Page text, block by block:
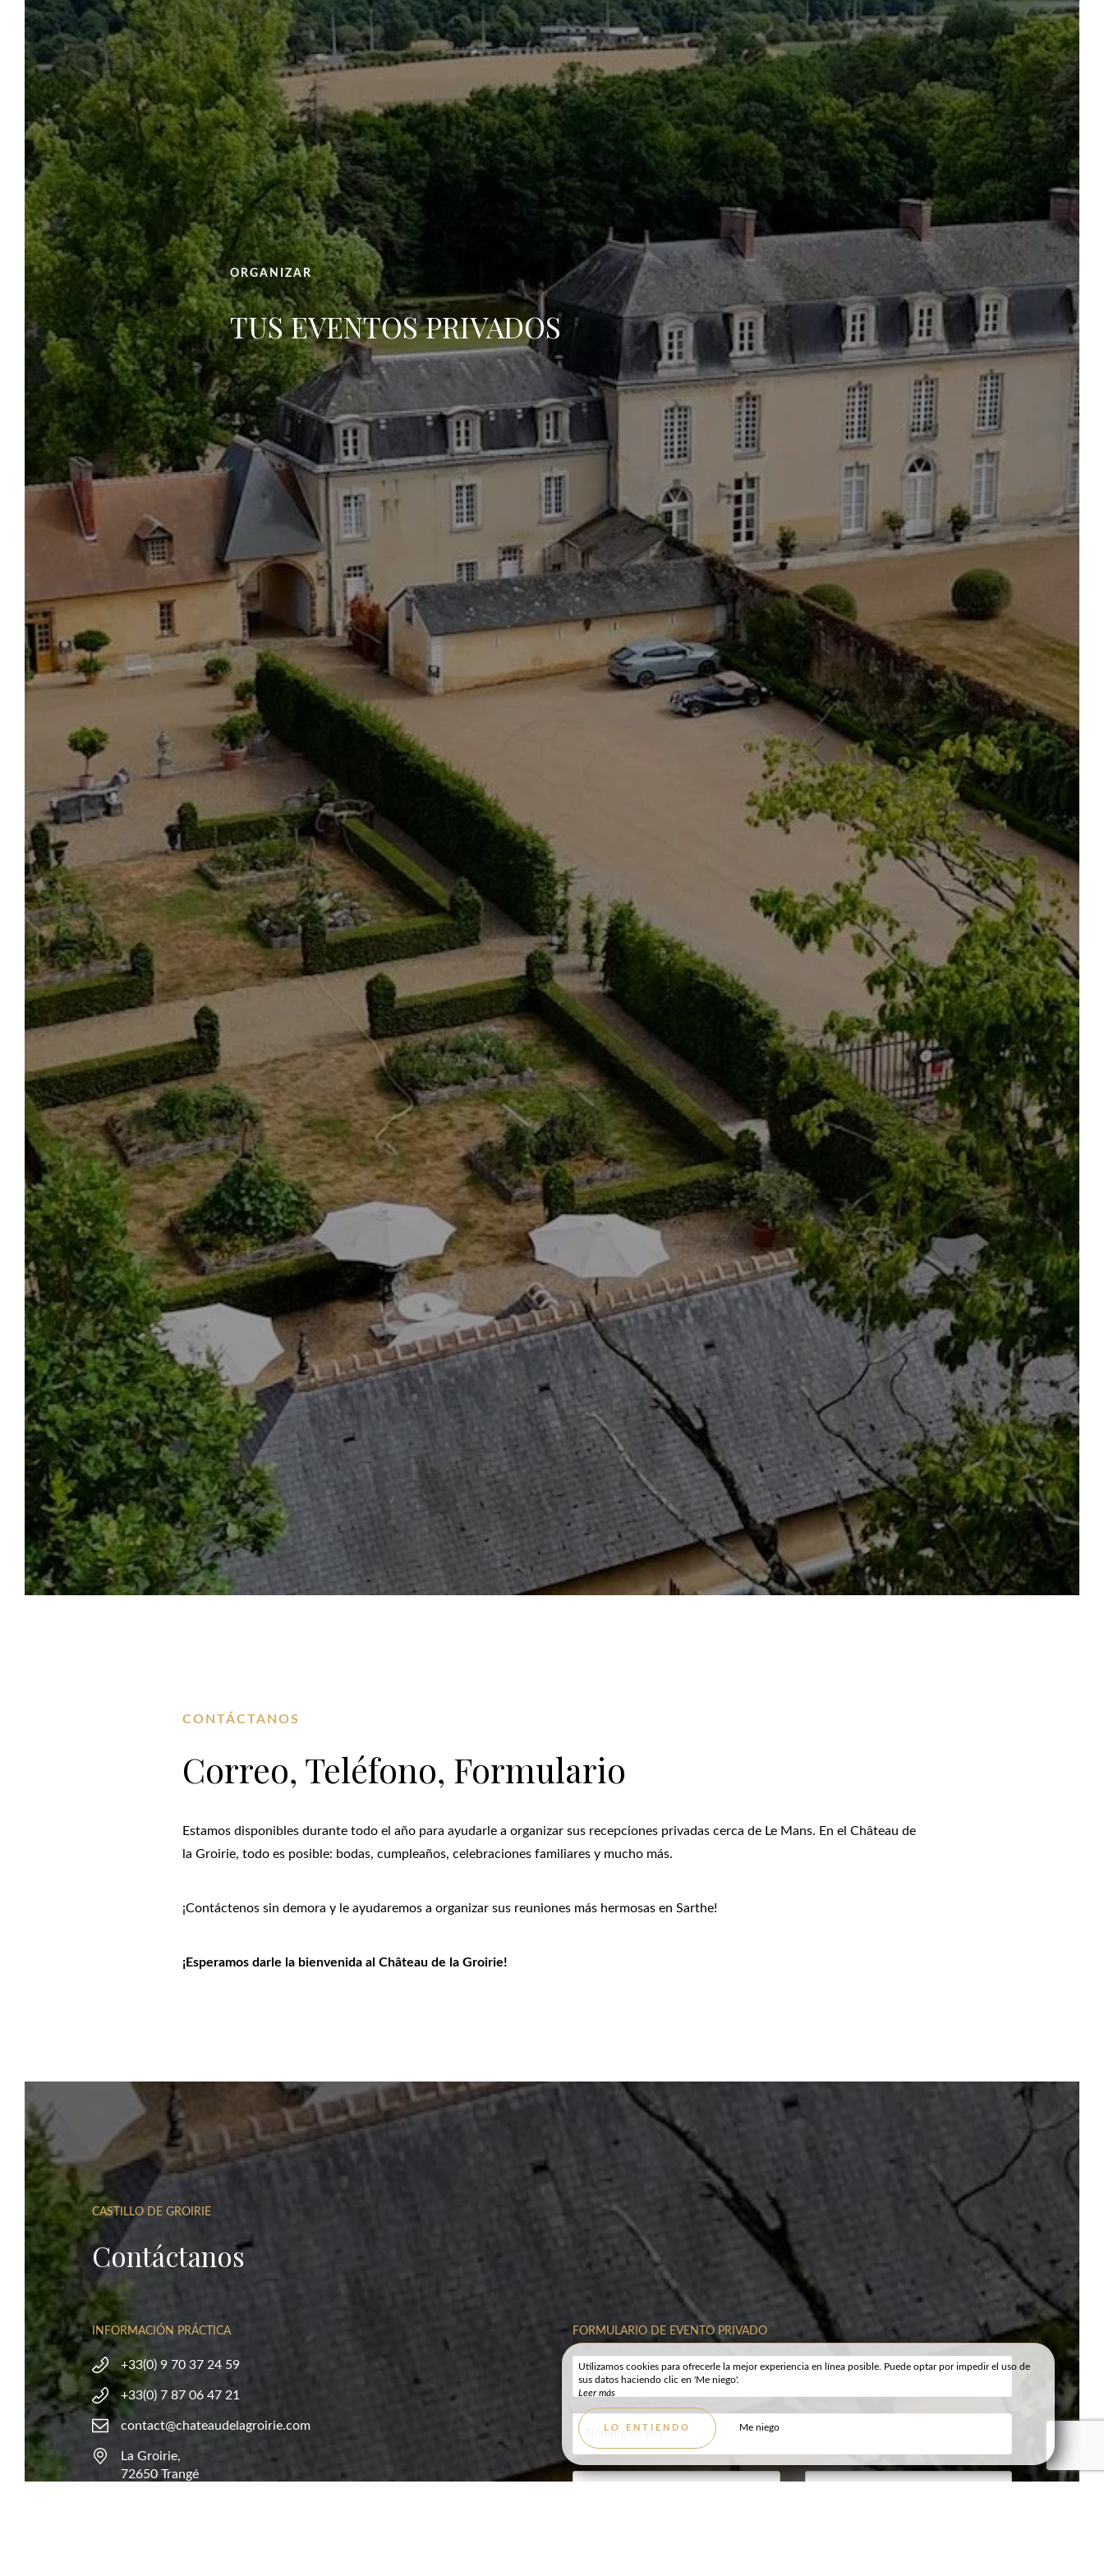
DESCUBRA LA FINCA SOÑANDO EN EL HOTEL
REUNIRSE EN UN
SEMINARIO
ORGANIZAR UNA BODA
O EVENTO PRIVADO
RELAJARSE
EXPLORA LOS
ALREDEDORES
FOTOS Y VÍDEOS CONTACTO Y ACCESO
CASTILLO DE GROIRIE
Para Reservar
Seleccione sus fechas de estancia, el número de
viajeros y empiece a planificar su estancia en el
campo, a las afueras de Le Mans, en el pueblo de
Trangé. Para obtener más información sobre el
Château de la Groirie, nuestros servicios de 4
estrellas y las actividades disponibles, le
invitamos a contactarnos. Nuestro equipo está a
su disposición.
Llegada
Llegada
Salida
Salida
RESERVAR
ORGANIZAR
TUS EVENTOS PRIVADOS
CONTÁCTANOS
Correo, Teléfono, Formulario
Estamos disponibles durante todo el año para ayudarle a organizar sus recepciones privadas cerca de Le Mans. En el Château de
la Groirie, todo es posible: bodas, cumpleaños, celebraciones familiares y mucho más.
¡Contáctenos sin demora y le ayudaremos a organizar sus reuniones más hermosas en Sarthe!
¡Esperamos darle la bienvenida al Château de la Groirie!
CASTILLO DE GROIRIE
Contáctanos
INFORMACIÓN PRÁCTICA
+33(0) 9 70 37 24 59
+33(0) 7 87 06 47 21
contact@chateaudelagroirie.com
La Groirie,
72650 Trangé
FORMULARIO DE EVENTO PRIVADO
Utilizamos cookies para ofrecerle la mejor experiencia en línea posible. Puede optar por impedir el uso de
sus datos haciendo clic en 'Me niego'.
Leer más
LO ENTIENDO Me niego